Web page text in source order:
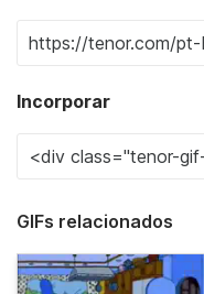
Incorporar
GIFs relacionados